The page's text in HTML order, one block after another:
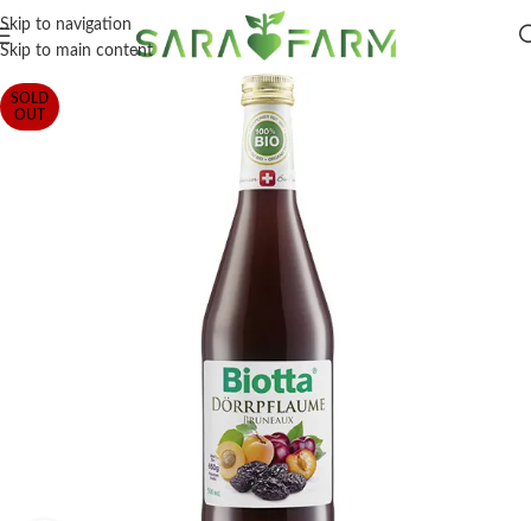
Skip to navigation
Skip to main content
SOLD
OUT